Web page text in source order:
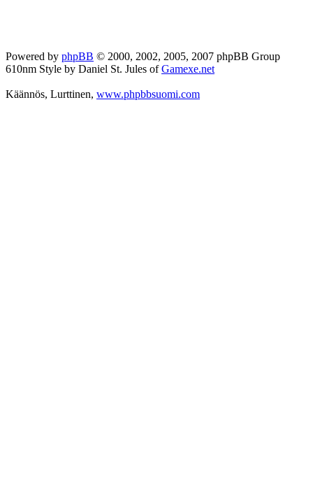
Powered by phpBB © 2000, 2002, 2005, 2007 phpBB Group
610nm Style by Daniel St. Jules ofGamexe.net
Käännös, Lurttinen, www.phpbbsuomi.com